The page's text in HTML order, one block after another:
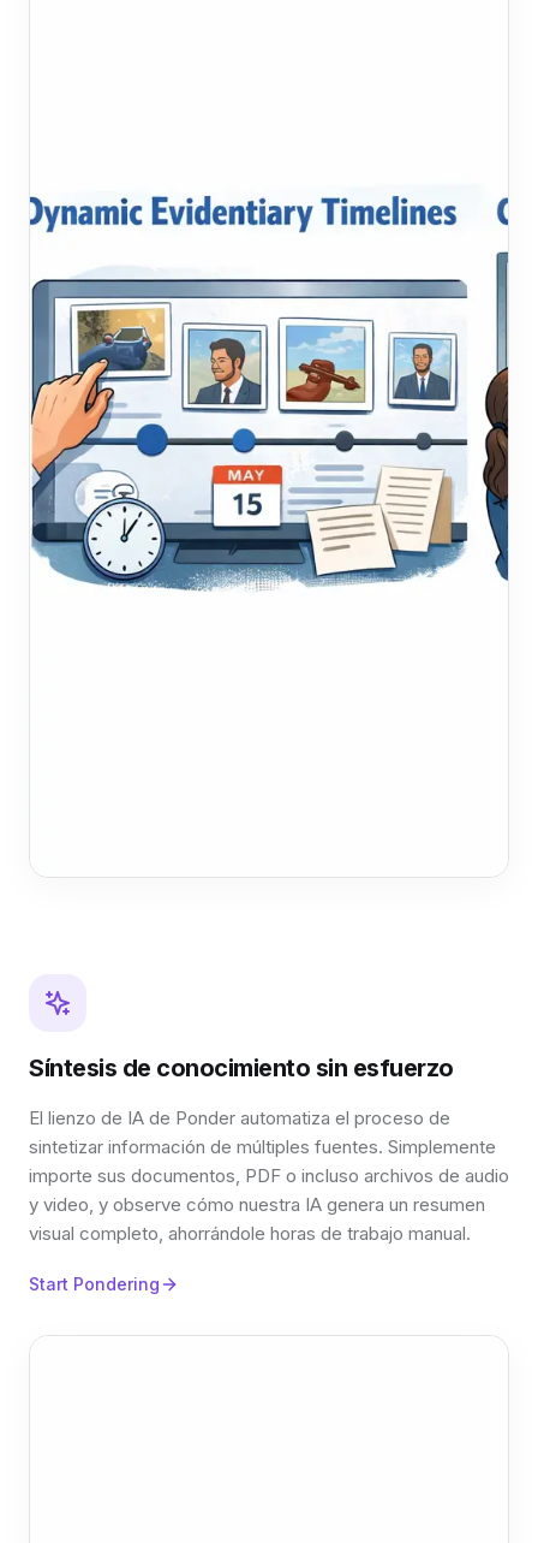
Síntesis de conocimiento sin esfuerzo
El lienzo de IA de Ponder automatiza el proceso de
sintetizar información de múltiples fuentes. Simplemente
importe sus documentos, PDF o incluso archivos de audio
y video, y observe cómo nuestra IA genera un resumen
visual completo, ahorrándole horas de trabajo manual.
Start Pondering